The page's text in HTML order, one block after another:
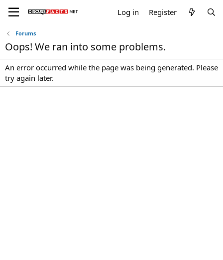
Log in Register
Forums
Oops! We ran into some problems.
An error occurred while the page was being generated. Please
try again later.